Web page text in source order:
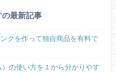
の最新記事
クを作って独自商品を有料で
の使い方を１から分かりやす